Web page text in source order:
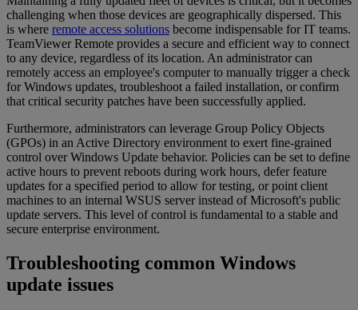
challenging when those devices are geographically dispersed. This
is where remote access solutions become indispensable for IT teams.
TeamViewer Remote provides a secure and efficient way to connect
to any device, regardless of its location. An administrator can
remotely access an employee's computer to manually trigger a check
for Windows updates, troubleshoot a failed installation, or confirm
that critical security patches have been successfully applied.
Furthermore, administrators can leverage Group Policy Objects
(GPOs) in an Active Directory environment to exert fine-grained
control over Windows Update behavior. Policies can be set to define
active hours to prevent reboots during work hours, defer feature
updates for a specified period to allow for testing, or point client
machines to an internal WSUS server instead of Microsoft's public
update servers. This level of control is fundamental to a stable and
secure enterprise environment.
Troubleshooting common Windows
update issues